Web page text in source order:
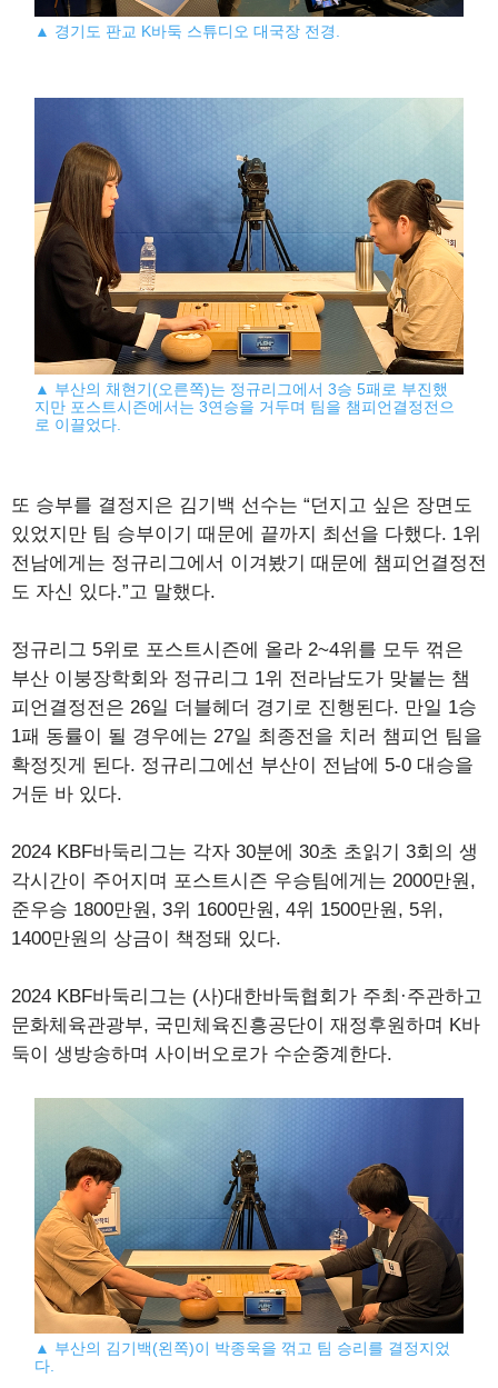
▲ 경기도 판교 K바둑 스튜디오 대국장 전경.
▲ 부산의 채현기(오른쪽)는 정규리그에서 3승 5패로 부진했
지만 포스트시즌에서는 3연승을 거두며 팀을 챔피언결정전으
로 이끌었다.
또 승부를 결정지은 김기백 선수는 “던지고 싶은 장면도
있었지만 팀 승부이기 때문에 끝까지 최선을 다했다. 1위
전남에게는 정규리그에서 이겨봤기 때문에 챔피언결정전
도 자신 있다.”고 말했다.
정규리그 5위로 포스트시즌에 올라 2~4위를 모두 꺾은
부산 이붕장학회와 정규리그 1위 전라남도가 맞붙는 챔
피언결정전은 26일 더블헤더 경기로 진행된다. 만일 1승
1패 동률이 될 경우에는 27일 최종전을 치러 챔피언 팀을
확정짓게 된다. 정규리그에선 부산이 전남에 5-0 대승을
거둔 바 있다.
2024 KBF바둑리그는 각자 30분에 30초 초읽기 3회의 생
각시간이 주어지며 포스트시즌 우승팀에게는 2000만원,
준우승 1800만원, 3위 1600만원, 4위 1500만원, 5위,
1400만원의 상금이 책정돼 있다.
2024 KBF바둑리그는 (사)대한바둑협회가 주최·주관하고
문화체육관광부, 국민체육진흥공단이 재정후원하며 K바
둑이 생방송하며 사이버오로가 수순중계한다.
▲ 부산의 김기백(왼쪽)이 박종욱을 꺾고 팀 승리를 결정지었
다.